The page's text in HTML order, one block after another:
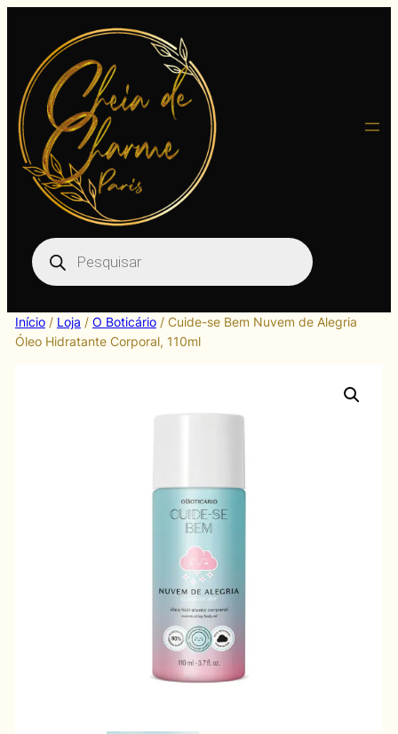
conteúdo
Pesquisar
produtos
Início/ Loja / O Boticário/ Cuide-se Bem Nuvem de Alegria
Óleo Hidratante Corporal, 110ml